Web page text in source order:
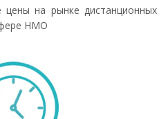
на рынке дистанционных
НМО